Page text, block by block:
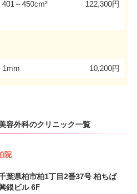
401～450cm² 122,300円
1mm 10,200円
容外科のクリニック一覧
院
葉県柏市柏1丁目2番37号 柏ちば
銀ビル 6F